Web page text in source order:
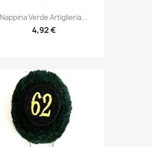
Anteprima
Nappina Verde Artiglieria...
4,92 €